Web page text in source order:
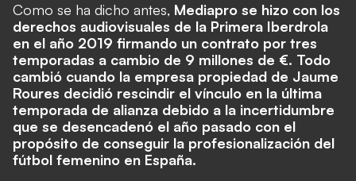
Como se ha dicho antes, Mediapro se hizo con los
derechos audiovisuales de la Primera Iberdrola
en el año 2019 firmando un contrato por tres
temporadas a cambio de 9 millones de €. Todo
cambió cuando la empresa propiedad de Jaume
Roures decidió rescindir el vínculo en la última
temporada de alianza debido a la incertidumbre
que se desencadenó el año pasado con el
propósito de conseguir la profesionalización del
fútbol femenino en España.